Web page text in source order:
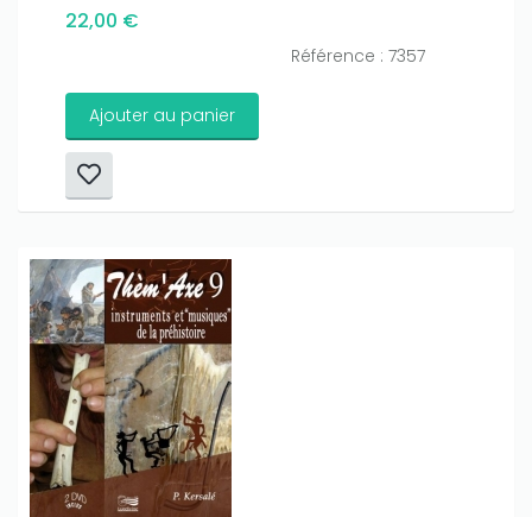
22,00 €
Référence : 7357
Ajouter au panier